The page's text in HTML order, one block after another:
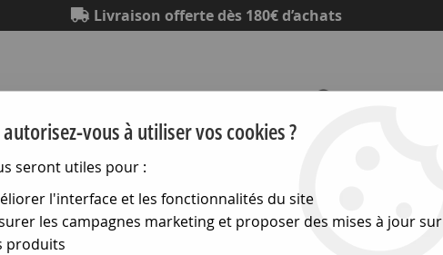
Livraison offerte dès 180€ d’achats
>Orbitec>Embase jack femelle 6.35 mono (770217)
vous à utiliser vos cookies ?
seront utiles pour :
l'interface et les fonctionnalités du site
les campagnes marketing et proposer des mises à jour sur
produits